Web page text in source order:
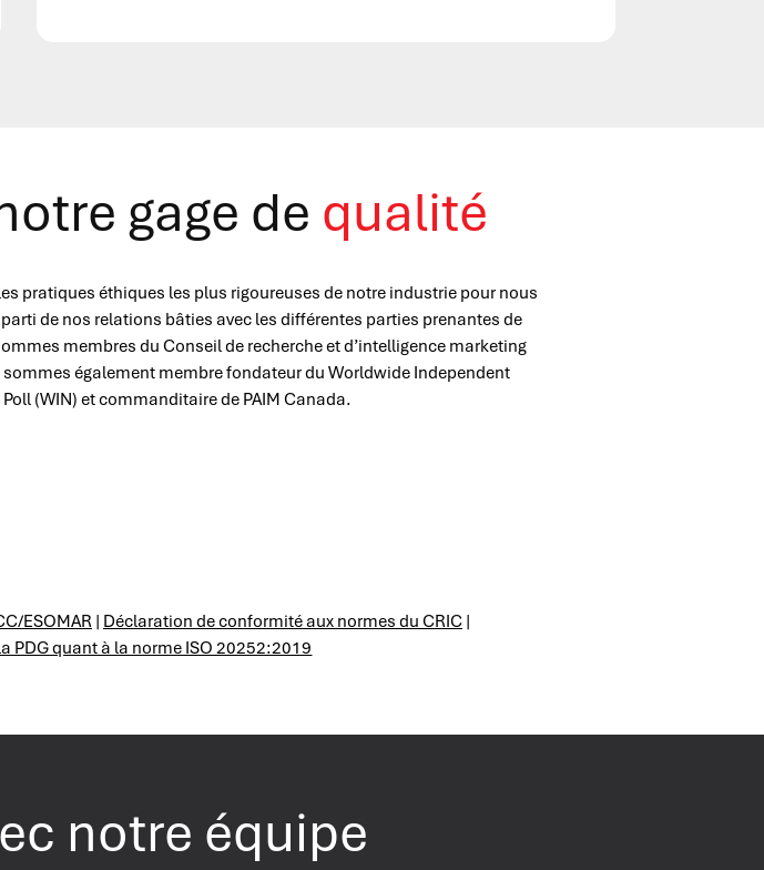
gage de qualité
pratiques éthiques les plus rigoureuses de notre industrie pour nous
de nos relations bâties avec les différentes parties prenantes de
membres du Conseil de recherche et d’intelligence marketing
également membre fondateur du Worldwide Independent
(WIN) et commanditaire de PAIM Canada.
ESOMAR | Déclaration de conformité aux normes du CRIC|
PDG quant à la norme ISO 20252:2019
notre équipe